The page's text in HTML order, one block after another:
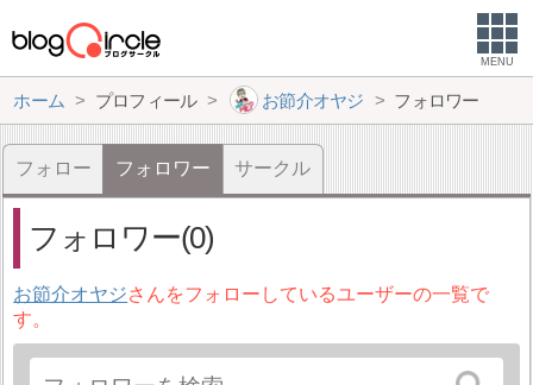
MENU
ホーム プロフィール お節介オヤジ フォロワー
フォロー フォロワー サークル
フォロワー(0)
お節介オヤジさんをフォローしているユーザーの一覧で
す。